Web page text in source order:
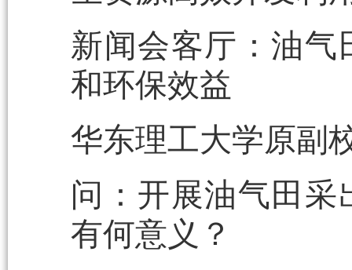
新闻会客厅：油
和环保效益
华东理工大学原副
问：开展油气田
有何意义？